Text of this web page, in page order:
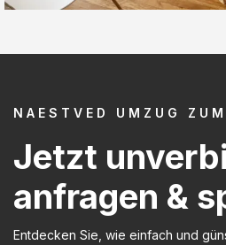
NAESTVED UMZUG
Jetzt
anfragen &
Entdecken Sie, wie einfach und